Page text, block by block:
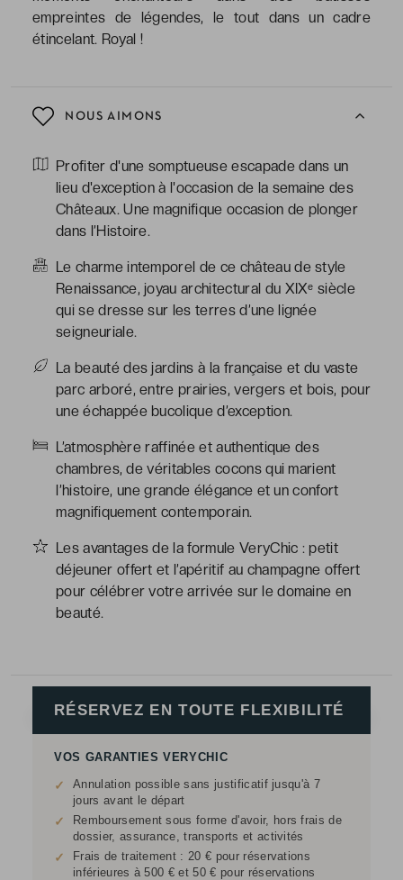
NOUS AIMONS
Profiter d'une somptueuse escapade dans un
lieu d'exception à l'occasion de la semaine des
Châteaux. Une magnifique occasion de plonger
dans l’Histoire.
Le charme intemporel de ce château de style
Renaissance, joyau architectural du XIXᵉ siècle
qui se dresse sur les terres d’une lignée
seigneuriale.
La beauté des jardins à la française et du vaste
parc arboré, entre prairies, vergers et bois, pour
une échappée bucolique d’exception.
L’atmosphère raffinée et authentique des
chambres, de véritables cocons qui marient
l’histoire, une grande élégance et un confort
magnifiquement contemporain.
Les avantages de la formule VeryChic : petit
déjeuner offert et l’apéritif au champagne offert
pour célébrer votre arrivée sur le domaine en
beauté.
empreintes de légendes, le tout dans un cadre
étincelant. Royal !
RÉSERVEZ EN TOUTE FLEXIBILITÉ
VOS GARANTIES VERYCHIC
✓
Annulation possible sans justificatif jusqu'à 7
jours avant le départ
✓
Remboursement sous forme d'avoir, hors frais de
dossier, assurance, transports et activités
✓
Frais de traitement : 20 € pour réservations
inférieures à 500 € et 50 € pour réservations